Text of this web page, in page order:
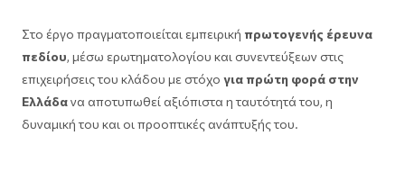
Στο έργο πραγματοποιείται εμπειρική πρωτογενής έρευνα
πεδίου, μέσω ερωτηματολογίου και συνεντεύξεων στις
επιχειρήσεις του κλάδου με στόχο για πρώτη φορά στην
Ελλάδανα αποτυπωθεί αξιόπιστα η ταυτότητά του, η
δυναμική του και οι προοπτικές ανάπτυξής του.